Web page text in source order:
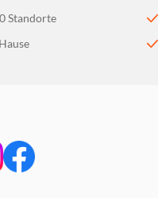
Standorte